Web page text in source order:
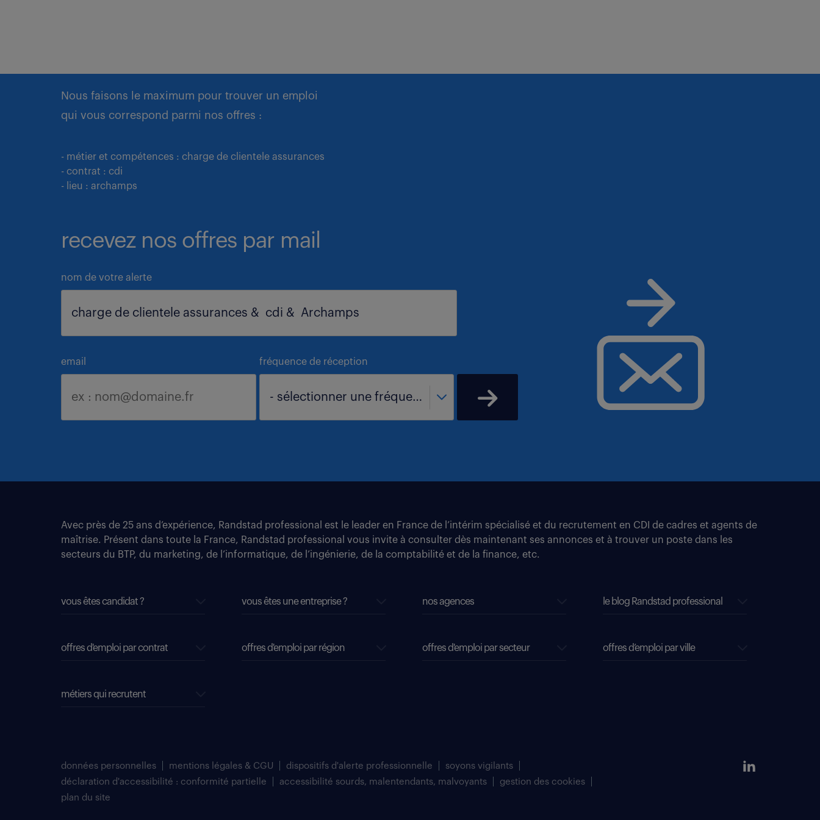
Nous faisons le maximum pour trouver un emploi
qui vous correspond parmi nos offres :
- métier et compétences : charge de clientele assurances
- contrat : cdi
- lieu : archamps
recevez nos offres par mail
nom de votre alerte
email fréquence de réception
- sélectionner une fréquence -
Avec près de 25 ans d’expérience, Randstad professional est le leader en France de l’intérim spécialisé et du recrutement en CDI de cadres et agents de
maîtrise. Présent dans toute la France, Randstad professional vous invite à consulter dès maintenant ses annonces et à trouver un poste dans les
secteurs du BTP, du marketing, de l’informatique, de l’ingénierie, de la comptabilité et de la finance, etc.
vous êtes candidat ? vous êtes une entreprise ? nos agences le blog Randstad professional
offres d'emploi par contrat offres d'emploi par région offres d'emploi par secteur offres d’emploi par ville
métiers qui recrutent
données personnelles mentions légales & CGU dispositifs d'alerte professionnelle
soyons vigilants
déclaration d'accessibilité : conformité partielle
accessibilité sourds, malentendants, malvoyants
gestion des cookies
plan du site